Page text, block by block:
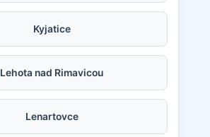
Kyjatice
Lehota nad Rimavicou
Lenartovce